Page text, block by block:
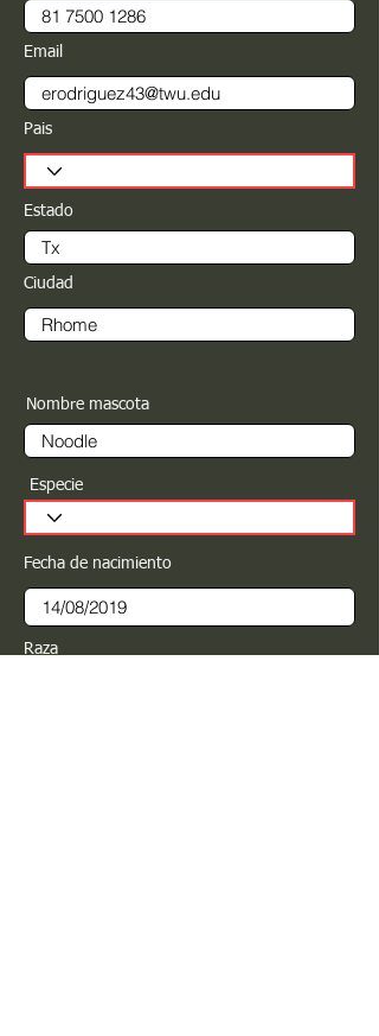
Email
Pais
Estado
Ciudad
Nombre mascota
Especie
Fecha de nacimiento
Raza